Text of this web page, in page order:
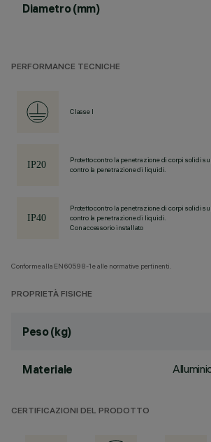
Diametro (mm)
PERFORMANCE TECNICHE
Classe I
Protetto contro la penetrazione di corpi solidi
contro la penetrazione di liquidi.
Protetto contro la penetrazione di corpi solidi
contro la penetrazione di liquidi.
Con accessorio installato
Conforme alla EN60598-1 e alle normative pertinenti.
PROPRIETÀ FISICHE
Peso (kg)
Materiale
CERTIFICAZIONI DEL PRODOTTO